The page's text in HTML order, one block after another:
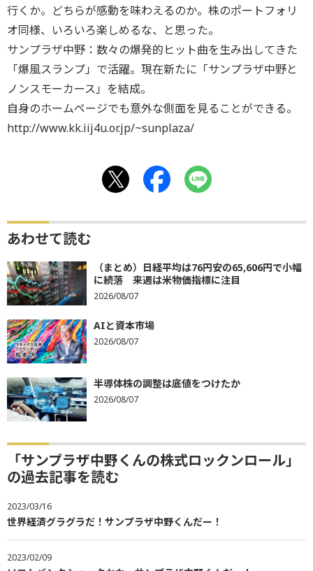
行くか。どちらが感動を味わえるのか。株のポートフォリ
オ同様、いろいろ楽しめるな、と思った。
サンプラザ中野：数々の爆発的ヒット曲を生み出してきた
「爆風スランプ」で活躍。現在新たに「サンプラザ中野と
ノンスモーカース」を結成。
自身のホームページでも意外な側面を見ることができる。
http://www.kk.iij4u.or.jp/~sunplaza/
あわせて読む
（まとめ）日経平均は76円安の65,606円で小幅
に続落 来週は米物価指標に注目
2026/08/07
AIと資本市場
2026/08/07
半導体株の調整は底値をつけたか
2026/08/07
「サンプラザ中野くんの株式ロックンロール」
の過去記事を読む
2023/03/16
世界経済グラグラだ！サンプラザ中野くんだー！
2023/02/09